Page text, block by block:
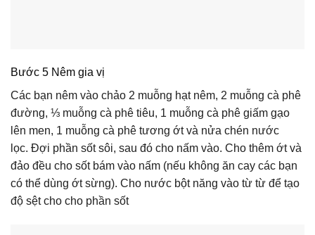
Bước 5 Nêm gia vị
Các bạn nêm vào chảo 2 muỗng hạt nêm, 2 muỗng cà phê
đường, ⅓ muỗng cà phê tiêu, 1 muỗng cà phê giấm gạo
lên men, 1 muỗng cà phê tương ớt và nửa chén nước
lọc. Đợi phần sốt sôi, sau đó cho nấm vào. Cho thêm ớt và
đảo đều cho sốt bám vào nấm (nếu không ăn cay các bạn
có thể dùng ớt sừng). Cho nước bột năng vào từ từ để tạo
độ sệt cho cho phần sốt